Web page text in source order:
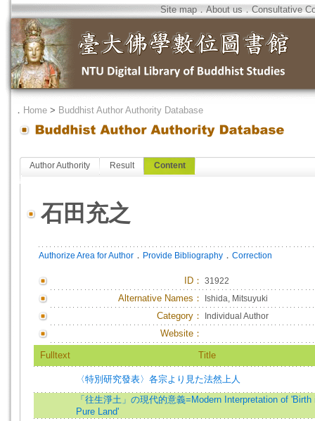
Site map．About us．Consultative
． Home > Buddhist Author Authority Database
Author Authority Result Content
石田充之
Authorize Area for Author ． Provide Bibliography ． Correction
ID ： 31922
Alternative Names： Ishida, Mitsuyuki
Category： Individual Author
Website：
Fulltext Title
〈特別研究發表〉各宗より見た法然上人
「往生淨土」の現代的意義=Modern Interpretation of 'Birth
Pure Land'